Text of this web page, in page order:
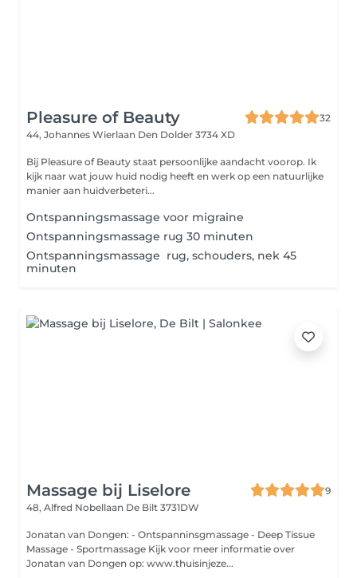
Pleasure of Beauty
32
44, Johannes Wierlaan Den Dolder 3734 XD
Bij Pleasure of Beauty staat persoonlijke aandacht voorop. Ik
kijk naar wat jouw huid nodig heeft en werk op een natuurlijke
manier aan huidverbeteri...
Ontspanningsmassage voor migraine
Ontspanningsmassage rug 30 minuten
Ontspanningsmassage rug, schouders, nek 45
minuten
Massage bij Liselore
9
48, Alfred Nobellaan De Bilt 3731DW
Jonatan van Dongen: - Ontspanninsgmassage - Deep Tissue
Massage - Sportmassage Kijk voor meer informatie over
Jonatan van Dongen op: www.thuisinjeze...